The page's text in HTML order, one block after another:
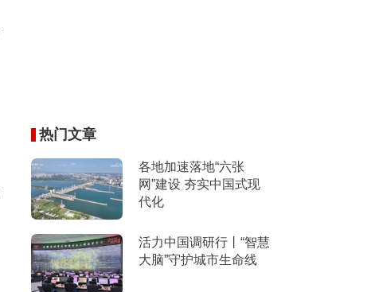
热门文章
各地加速落地“六张
网”建设 夯实中国式现
代化
活力中国调研行丨“智慧
大脑”守护城市生命线